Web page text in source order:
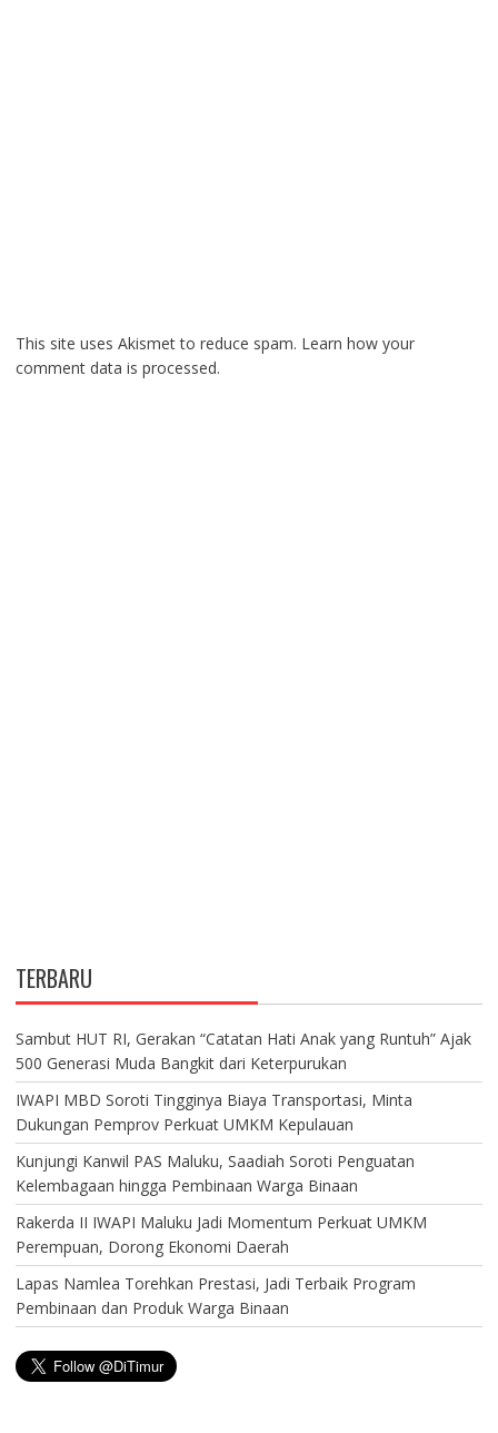
This site uses Akismet to reduce spam. Learn how your
comment data is processed.
TERBARU
Sambut HUT RI, Gerakan “Catatan Hati Anak yang Runtuh” Ajak
500 Generasi Muda Bangkit dari Keterpurukan
IWAPI MBD Soroti Tingginya Biaya Transportasi, Minta
Dukungan Pemprov Perkuat UMKM Kepulauan
Kunjungi Kanwil PAS Maluku, Saadiah Soroti Penguatan
Kelembagaan hingga Pembinaan Warga Binaan
Rakerda II IWAPI Maluku Jadi Momentum Perkuat UMKM
Perempuan, Dorong Ekonomi Daerah
Lapas Namlea Torehkan Prestasi, Jadi Terbaik Program
Pembinaan dan Produk Warga Binaan